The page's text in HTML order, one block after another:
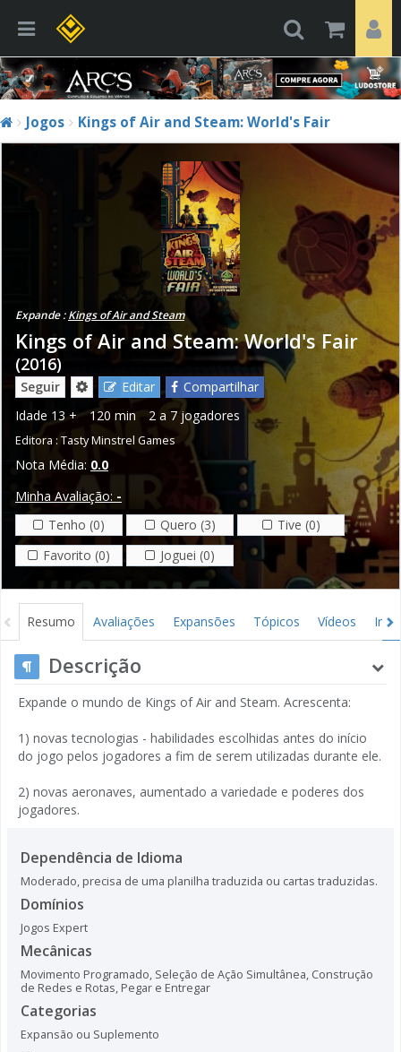
Jogos Kings of Air and Steam: World's Fair
Expande :Kings of Air and Steam
Kings of Air and Steam: World's Fair
(2016)
Seguir Editar
Compartilhar
Idade 13 + 120 min 2 a 7 jogadores
Editora : Tasty Minstrel Games
Nota Média: 0.0
Minha Avaliação: -
Tenho (0)
Quero (3)
Tive (0)
Favorito (0)
Joguei (0)
Resumo Avaliações Expansões Tópicos Vídeos
Descrição
Expande o mundo de Kings of Air and Steam. Acrescenta:
1) novas tecnologias - habilidades escolhidas antes do início
do jogo pelos jogadores a fim de serem utilizadas durante ele.
2) novas aeronaves, aumentado a variedade e poderes dos
jogadores.
Dependência de Idioma
Moderado, precisa de uma planilha traduzida ou cartas traduzidas.
Domínios
Jogos Expert
Mecânicas
Movimento Programado, Seleção de Ação Simultânea, Construção
de Redes e Rotas, Pegar e Entregar
Categorias
Expansão ou Suplemento